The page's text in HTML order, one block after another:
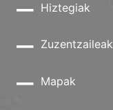
Hiztegiak
Zuzentzaileak
Mapak